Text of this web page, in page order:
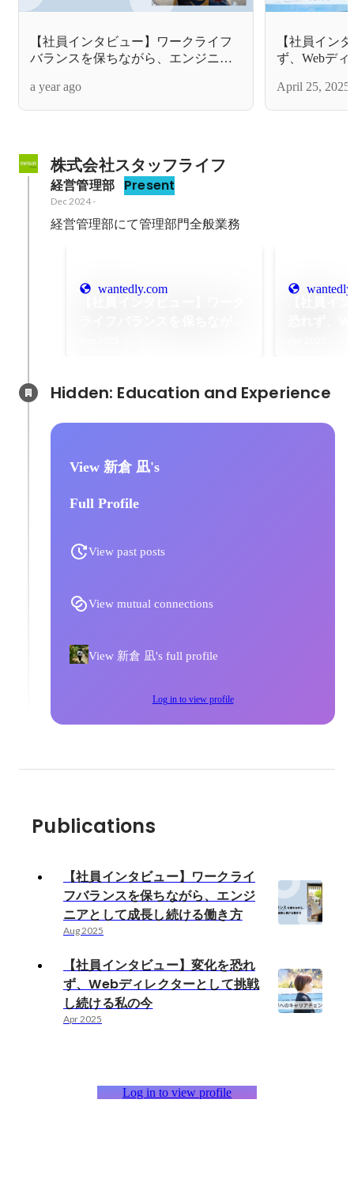
【社員インタビュー】ワークライフ
バランスを保ちながら、エンジニア
a year ago
【社員イン
ず、Webデ
April 25, 2025
株式会社スタッフライフ
経営管理部 Present
Dec 2024-
経営管理部にて管理部門全般業務
wantedly.com
View 新倉 凪's
Full Profile
View past posts
View mutual connections
View 新倉 凪's full profile
Log in to view profile
Publications
【社員インタビュー】ワークライ
フバランスを保ちながら、エンジ
ニアとして成長し続ける働き方
Aug 2025
【社員インタビュー】変化を恐れ
ず、Webディレクターとして挑戦
し続ける私の今
Apr 2025
Log in to view profile